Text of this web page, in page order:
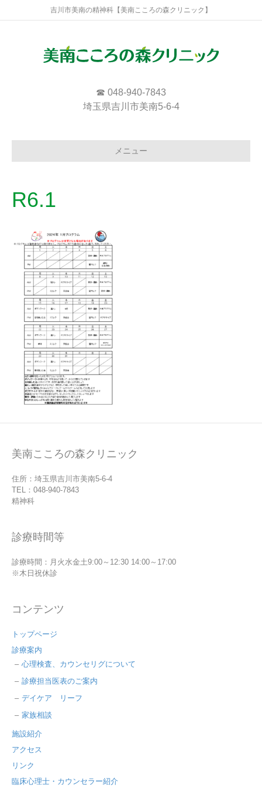
吉川市美南の精神科【美南こころの森クリニック】
☎ 048-940-7843
埼玉県吉川市美南5-6-4
メニュー
R6.1
美南こころの森クリニック
住所：埼玉県吉川市美南5-6-4
TEL：048-940-7843
精神科
診療時間等
診療時間：月火水金土9:00～12:30 14:00～17:00
※木日祝休診
コンテンツ
トップページ
診療案内
心理検査、カウンセリグについて
診療担当医表のご案内
デイケア リーフ
家族相談
施設紹介
アクセス
リンク
臨床心理士・カウンセラー紹介